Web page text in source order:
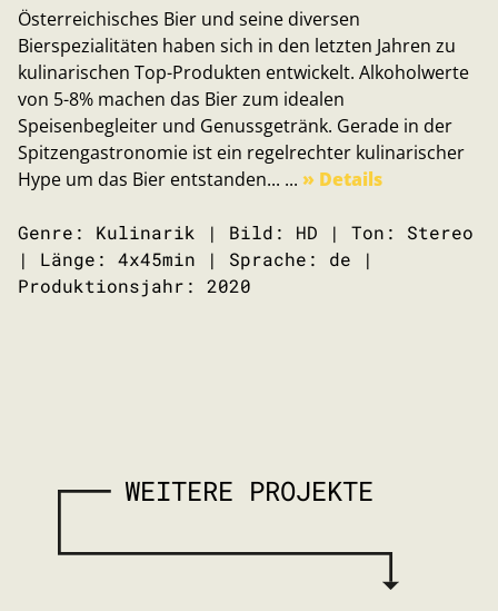
Österreichisches Bier und seine diversen
Bierspezialitäten haben sich in den letzten Jahren zu
kulinarischen Top-Produkten entwickelt. Alkoholwerte
von 5-8% machen das Bier zum idealen
Speisenbegleiter und Genussgetränk. Gerade in der
Spitzengastronomie ist ein regelrechter kulinarischer
Hype um das Bier entstanden... ... » Details
Genre: Kulinarik | Bild: HD | Ton: Stereo
| Länge: 4x45min | Sprache: de |
Produktionsjahr: 2020
WEITERE PROJEKTE